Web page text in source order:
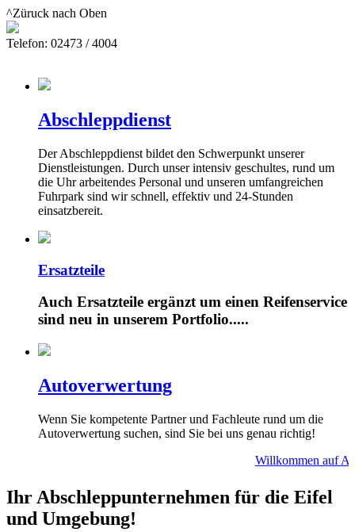
^Züruck nach Oben
Telefon: 02473 / 4004
Abschleppdienst
Der Abschleppdienst bildet den Schwerpunkt unserer
Dienstleistungen. Durch unser intensiv geschultes, rund um
die Uhr arbeitendes Personal und unseren umfangreichen
Fuhrpark sind wir schnell, effektiv und 24-Stunden
einsatzbereit.
Ersatzteile
Auch Ersatzteile ergänzt um einen Reifenservice
sind neu in unserem Portfolio.....
Autoverwertung
Wenn Sie kompetente Partner und Fachleute rund um die
Autoverwertung suchen, sind Sie bei uns genau richtig!
Willkommen auf
Ihr Abschleppunternehmen für die Eifel
und Umgebung!